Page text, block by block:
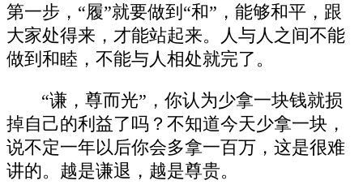
第一步，“履”就要做到“和”，能够和平，跟
大家处得来，才能站起来。人与人之间不能
做到和睦，不能与人相处就完了。
“谦，尊而光”，你认为少拿一块钱就损
掉自己的利益了吗？不知道今天少拿一块，
说不定一年以后你会多拿一百万，这是很难
讲的。越是谦退，越是尊贵。